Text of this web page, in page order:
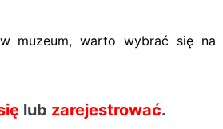
muzeum, warto wybrać się na
lub zarejestrować.